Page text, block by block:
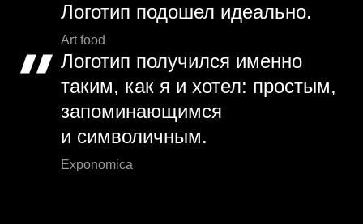
Логотип подошел идеально.
Art food
Логотип получился именно
таким, как я и хотел: простым,
запоминающимся
и символичным.
Exponomica